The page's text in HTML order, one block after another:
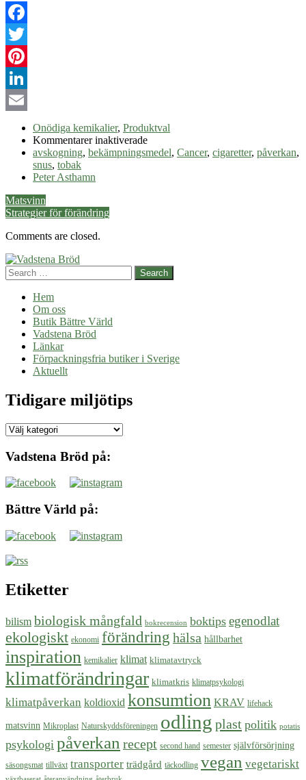
Facebook
Twitter
Pinterest
LinkedIn
Onödiga kemikalier, Produktval
Kommentarer inaktiveradeför
Säljstopp
avskogning, bekämpningsmedel, Cancer, cigaretter, påverkan,
snus, tobak
Peter Asthamn
Post
navigation
Matsvinn
Strategier för förändring
Comments are closed.
Search
Hem
Om oss
Butik Bättre Värld
Vadstena Bröd
Länkar
Förpackningsfria butiker i Sverige
Aktuellt
Tidigare miljötips
Tidigare
Vadstena Bröd på:
Bättre Värld på:
Etiketter
bilism biologisk mångfald bokrecension boktips egenodlat
ekologiskt ekonomi förändring hälsa hållbarhet
inspiration kemikalier klimat klimatavtryck
klimatförändringar klimatkris klimatpsykologi
klimatpåverkan koldioxid konsumtion KRAV lifehack
matsvinn Mikroplast Naturskyddsföreningen odling plast politik potatis
psykologi påverkan recept second hand semester självförsörjning
säsongsmat tillväxt transporter trädgård täckodling vegan vegetariskt